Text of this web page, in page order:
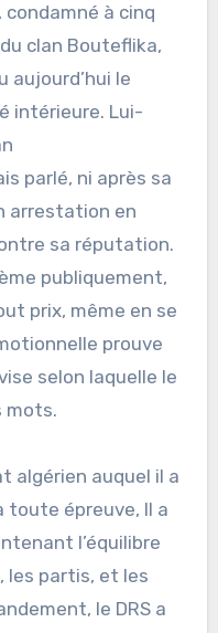
à cinq
clan Bouteflika,
aujourd’hui le
intérieure. Lui-
parlé, ni après sa
arrestation en
sa réputation.
publiquement,
prix, même en se
prouve
selon laquelle le
mots.
algérien auquel il a
toute épreuve, Il a
l’équilibre
les partis, et les
le DRS a